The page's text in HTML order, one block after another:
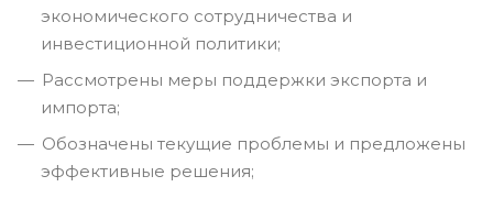
экономического сотрудничества и
инвестиционной политики;
Рассмотрены меры поддержки экспорта и
импорта;
Обозначены текущие проблемы и предложены
эффективные решения;